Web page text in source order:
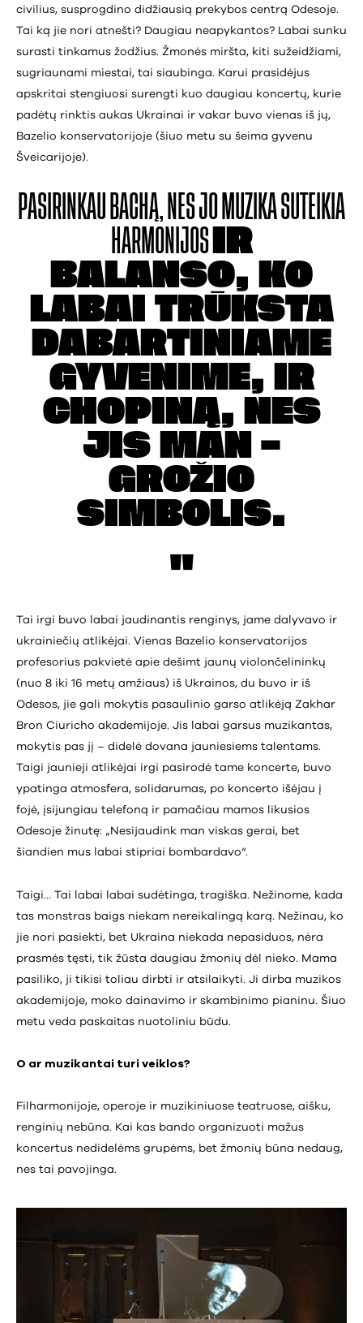
civilius, susprogdino didžiausią prekybos centrą Odesoje.
Tai ką jie nori atnešti? Daugiau neapykantos? Labai sunku
surasti tinkamus žodžius. Žmonės miršta, kiti sužeidžiami,
sugriaunami miestai, tai siaubinga. Karui prasidėjus
apskritai stengiuosi surengti kuo daugiau koncertų, kurie
padėtų rinktis aukas Ukrainai ir vakar buvo vienas iš jų,
Bazelio konservatorijoje (šiuo metu su šeima gyvenu
Šveicarijoje).
PASIRINKAU BACHĄ, NES JO MUZIKASUTEIKIA
HARMONIJOS IR
BALANSO, KO
LABAI TRŪKSTA
DABARTINIAME
GYVENIME, IR
CHOPINĄ, NES
JIS MAN –
GROŽIO
SIMBOLIS.
Tai irgi buvo labai jaudinantis renginys, jame dalyvavo ir
ukrainiečių atlikėjai. Vienas Bazelio konservatorijos
profesorius pakvietė apie dešimt jaunų violončelininkų
(nuo 8 iki 16 metų amžiaus) iš Ukrainos, du buvo ir iš
Odesos, jie gali mokytis pasaulinio garso atlikėją Zakhar
Bron Ciuricho akademijoje. Jis labai garsus muzikantas,
mokytis pas jį – didelė dovana jauniesiems talentams.
Taigi jaunieji atlikėjai irgi pasirodė tame koncerte, buvo
ypatinga atmosfera, solidarumas, po koncerto išėjau į
fojė, įsijungiau telefoną ir pamačiau mamos likusios
Odesoje žinutę: „Nesijaudink man viskas gerai, bet
šiandien mus labai stipriai bombardavo“.
Taigi… Tai labai labai sudėtinga, tragiška. Nežinome, kada
tas monstras baigs niekam nereikalingą karą. Nežinau, ko
jie nori pasiekti, bet Ukraina niekada nepasiduos, nėra
prasmės tęsti, tik žūsta daugiau žmonių dėl nieko. Mama
pasiliko, ji tikisi toliau dirbti ir atsilaikyti. Ji dirba muzikos
akademijoje, moko dainavimo ir skambinimo pianinu. Šiuo
metu veda paskaitas nuotoliniu būdu.
O ar muzikantai turi veiklos?
Filharmonijoje, operoje ir muzikiniuose teatruose, aišku,
renginių nebūna. Kai kas bando organizuoti mažus
koncertus nedidelėms grupėms, bet žmonių būna nedaug,
nes tai pavojinga.